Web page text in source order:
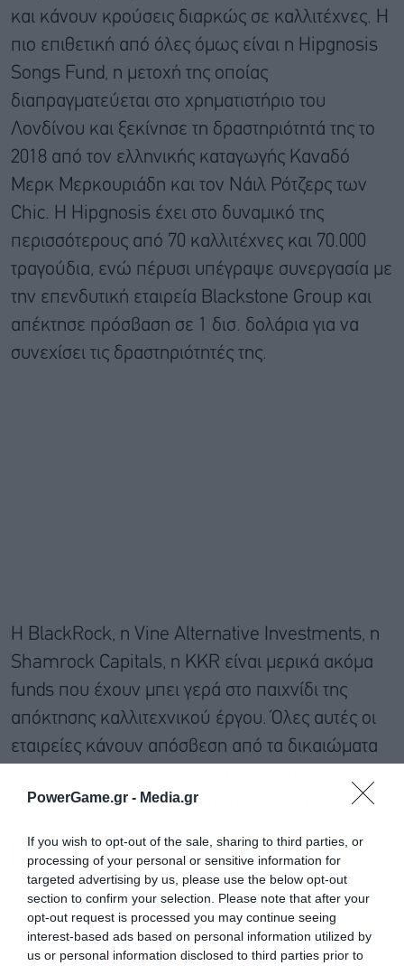
PowerGame.gr - Media.gr
If you wish to opt-out of the sale, sharing to third parties, or
processing of your personal or sensitive information for
targeted advertising by us, please use the below opt-out
section to confirm your selection. Please note that after your
opt-out request is processed you may continue seeing
interest-based ads based on personal information utilized by
us or personal information disclosed to third parties prior to
και κάνουν κρούσεις διαρκώς σε καλλιτέχνες. Η
πιο επιθετική από όλες όμως είναι η Hipgnosis
Songs Fund, η μετοχή της οποίας
διαπραγματεύεται στο χρηματιστήριο του
Λονδίνου και ξεκίνησε τη δραστηριότητά της το
2018 από τον ελληνικής καταγωγής Καναδό
Μερκ Μερκουριάδη και τον Νάιλ Ρότζερς των
Chic. Η Hipgnosis έχει στο δυναμικό της
περισσότερους από 70 καλλιτέχνες και 70.000
τραγούδια, ενώ πέρυσι υπέγραψε συνεργασία με
την επενδυτική εταιρεία Blackstone Group και
απέκτησε πρόσβαση σε 1 δισ. δολάρια για να
συνεχίσει τις δραστηριότητές της.
Η BlackRock, η Vine Alternative Investments, η
Shamrock Capitals, η KKR είναι μερικά ακόμα
funds που έχουν μπει γερά στο παιχνίδι της
απόκτησης καλλιτεχνικού έργου. Όλες αυτές οι
εταιρείες κάνουν απόσβεση από τα δικαιώματα
τηλεοπτικές εκπομπές, διαφημίσεις κ.α.
Προτιμώ να μην πουλήσω
Από την άλλη μεριά, υπάρχουν καλλιτέχνες σαν
τον Άλις Κούπερ που μέχρι τώρα αρνείται να
πουλήσει το έργο του. «Θα αλλάξει μια πώληση